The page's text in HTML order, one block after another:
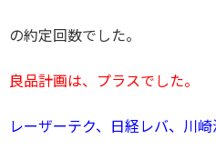
の約定回数でした。
良品計画は、プラ スでした。
レーザーテク、日経レバ、川